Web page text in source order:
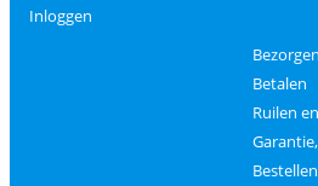
Inloggen
Betalen
Ruilen
Bestellen